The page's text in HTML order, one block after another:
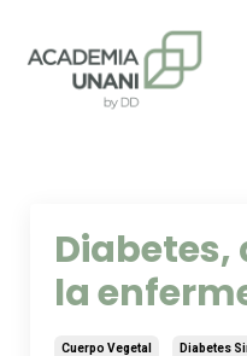
la
Cuerpo Vegetal Diabetes